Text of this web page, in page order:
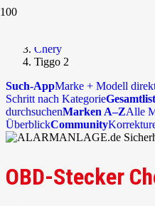
Chery
Tiggo 2
Such-AppMarke + Modell
Schritt nach Kategorie
durchsuchenMarken A–ZAlle
ÜberblickCommunity
OBD-Stecker